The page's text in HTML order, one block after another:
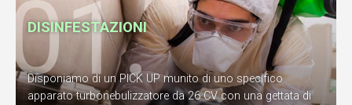
01.
DISINFESTAZIONI
Disponiamo di un PICK UP munito di uno specifico
apparato turbonebulizzatore da 26 CV con una gettata di